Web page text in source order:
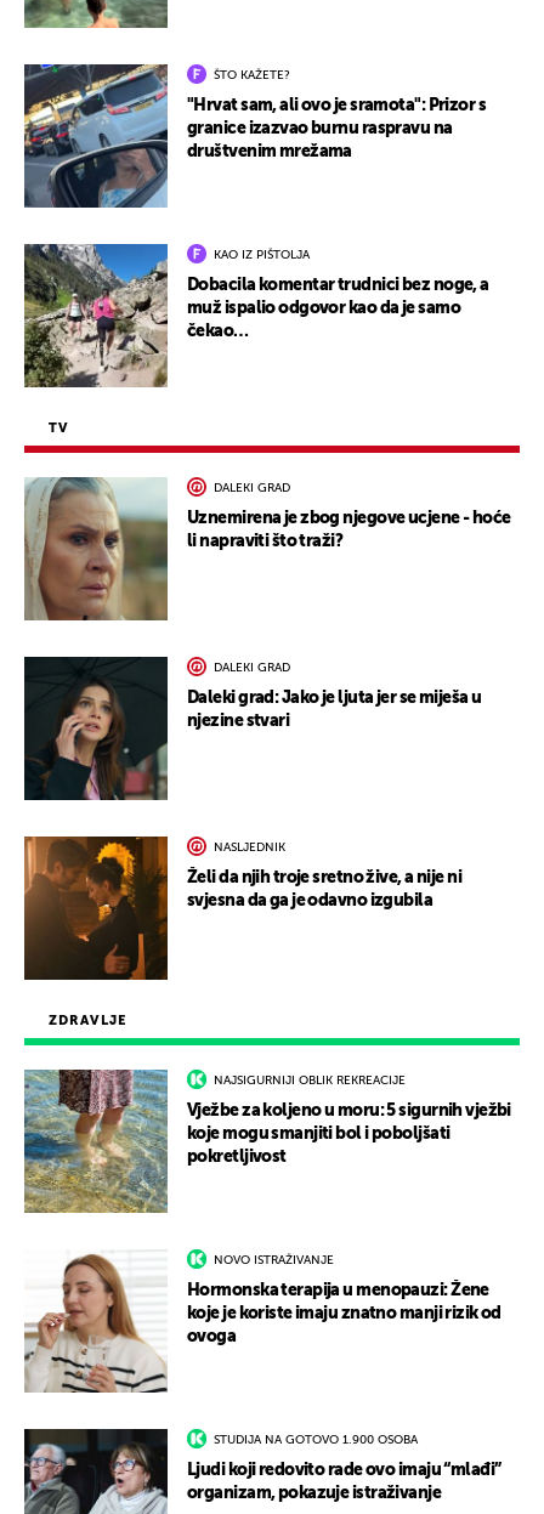
ZDRAVLJE
NAJSIGURNIJI OBLIK REKREACIJE
Vježbe za koljeno u moru: 5 sigurnih vježbi
koje mogu smanjiti bol i poboljšati
pokretljivost
NOVO ISTRAŽIVANJE
Hormonska terapija u menopauzi: Žene
koje je koriste imaju znatno manji rizik od
ovoga
STUDIJA NA GOTOVO 1.900 OSOBA
Ljudi koji redovito rade ovo imaju “mlađi”
organizam, pokazuje istraživanje
ŠTO KAŽETE?
"Hrvat sam, ali ovo je sramota": Prizor s
granice izazvao burnu raspravu na
društvenim mrežama
KAO IZ PIŠTOLJA
Dobacila komentar trudnici bez noge, a
muž ispalio odgovor kao da je samo
čekao…
TV
DALEKI GRAD
Uznemirena je zbog njegove ucjene - hoće
li napraviti što traži?
DALEKI GRAD
Daleki grad: Jako je ljuta jer se miješa u
njezine stvari
NASLJEDNIK
Želi da njih troje sretno žive, a nije ni
svjesna da ga je odavno izgubila